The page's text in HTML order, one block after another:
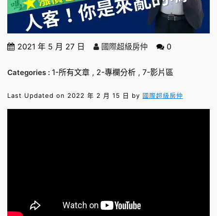
2021 年 5 月 27 日 國際超級房仲 0
Categories : 1-所有文章 , 2-專欄分析 , 7-影片區
Last Updated on 2022 年 2 月 15 日 by 國際超級房仲